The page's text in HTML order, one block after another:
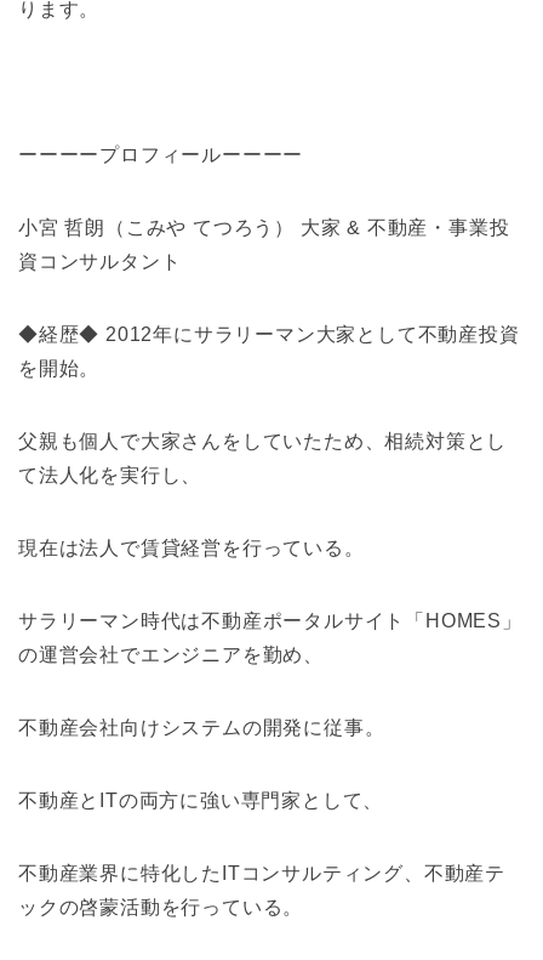
ります。
ーーーープロフィールーーーー
小宮 哲朗（こみや てつろう） 大家 & 不動産・事業投
資コンサルタント
◆経歴◆ 2012年にサラリーマン大家として不動産投資
を開始。
父親も個人で大家さんをしていたため、相続対策とし
て法人化を実行し、
現在は法人で賃貸経営を行っている。
サラリーマン時代は不動産ポータルサイト「HOMES」
の運営会社でエンジニアを勤め、
不動産会社向けシステムの開発に従事。
不動産とITの両方に強い専門家として、
不動産業界に特化したITコンサルティング、不動産テ
ックの啓蒙活動を行っている。